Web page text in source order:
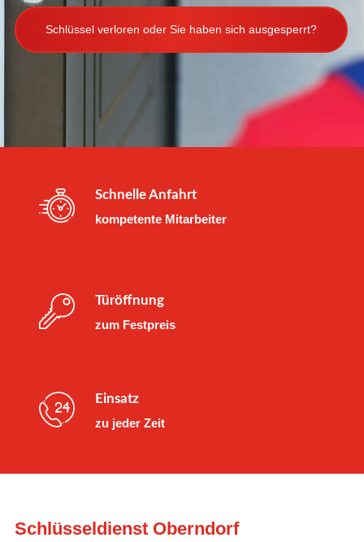
Schlüssel verloren oder Sie haben sich ausgesperrt?
Schnelle Anfahrt
kompetente Mitarbeiter
Türöffnung
zum Festpreis
Einsatz
zu jeder Zeit
Schlüsseldienst Oberndorf